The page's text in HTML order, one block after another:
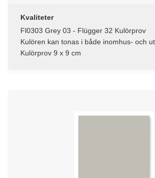
Kvaliteter
Fl0303 Grey 03 - Flügger 32 Kulörprov
Kulören kan tonas i både inomhus- och
Kulörprov 9 x 9 cm